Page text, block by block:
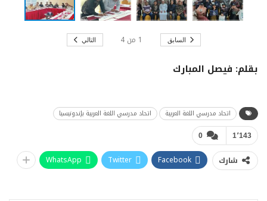
السابق 1 من 4 التالي
بقلم: فيصل المبارك
اتحاد مدرسي اللغة العربية اتحاد مدرسي اللغة العربية بإندونيسيا
0 1٬143
شارك Facebook
Twitter
WhatsApp